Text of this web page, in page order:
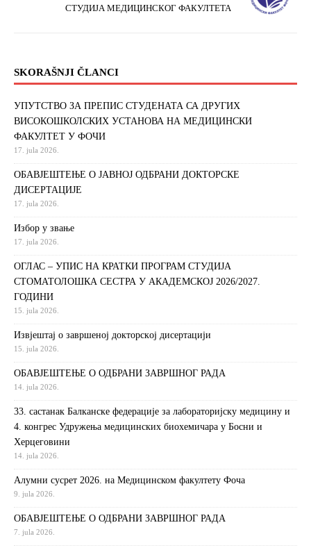
СТУДИЈА МЕДИЦИНСКОГ ФАКУЛТЕТА
SKORAŠNJI ČLANCI
УПУТСТВО ЗА ПРЕПИС СТУДЕНАТА СА ДРУГИХ
ВИСОКОШКОЛСКИХ УСТАНОВА НА МЕДИЦИНСКИ
ФАКУЛТЕТ У ФОЧИ
17. jula 2026.
ОБАВЈЕШТЕЊЕ О ЈАВНОЈ ОДБРАНИ ДОКТОРСКЕ
ДИСЕРТАЦИЈЕ
17. jula 2026.
Избор у звање
17. jula 2026.
ОГЛАС – УПИС НА КРАТКИ ПРОГРАМ СТУДИЈА
СТОМАТОЛОШКА СЕСТРА У АКАДЕМСКОЈ 2026/2027.
ГОДИНИ
15. jula 2026.
Извjeштaj o зaвршeнoj дoктoрскoj дисeртaциjи
15. jula 2026.
ОБАВЈЕШТЕЊЕ О ОДБРАНИ ЗАВРШНОГ РАДА
14. jula 2026.
33. састанак Балканске федерације за лабораторијску медицину и
4. конгрес Удружења медицинских биохемичара у Босни и
Херцеговини
14. jula 2026.
Алумни сусрет 2026. на Медицинском факултету Фоча
9. jula 2026.
ОБАВЈЕШТЕЊЕ О ОДБРАНИ ЗАВРШНОГ РАДА
7. jula 2026.